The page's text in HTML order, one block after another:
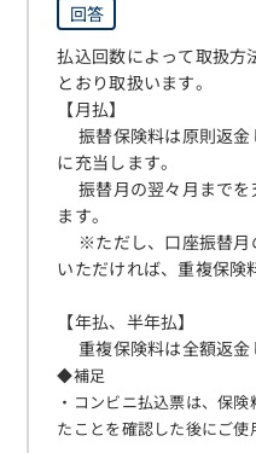
回答
払込回数によって取扱方
とおり取扱います。
【月払】
振替保険料は原則返金
に充当します。
振替月の翌々月までを
ます。
※ただし、口座振替月
いただければ、重複保険
【年払、半年払】
重複保険料は全額返金
◆補足
・コンビニ払込票は、保
たことを確認した後にご使